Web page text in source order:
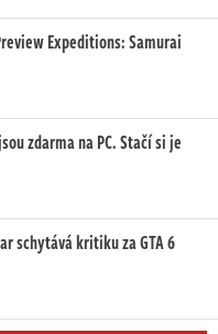
Expeditions: Samurai
zdarma na PC. Stačí si je
schytává kritiku za GTA 6